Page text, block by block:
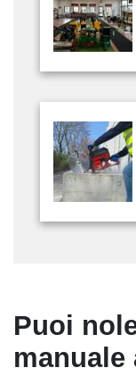
Puoi